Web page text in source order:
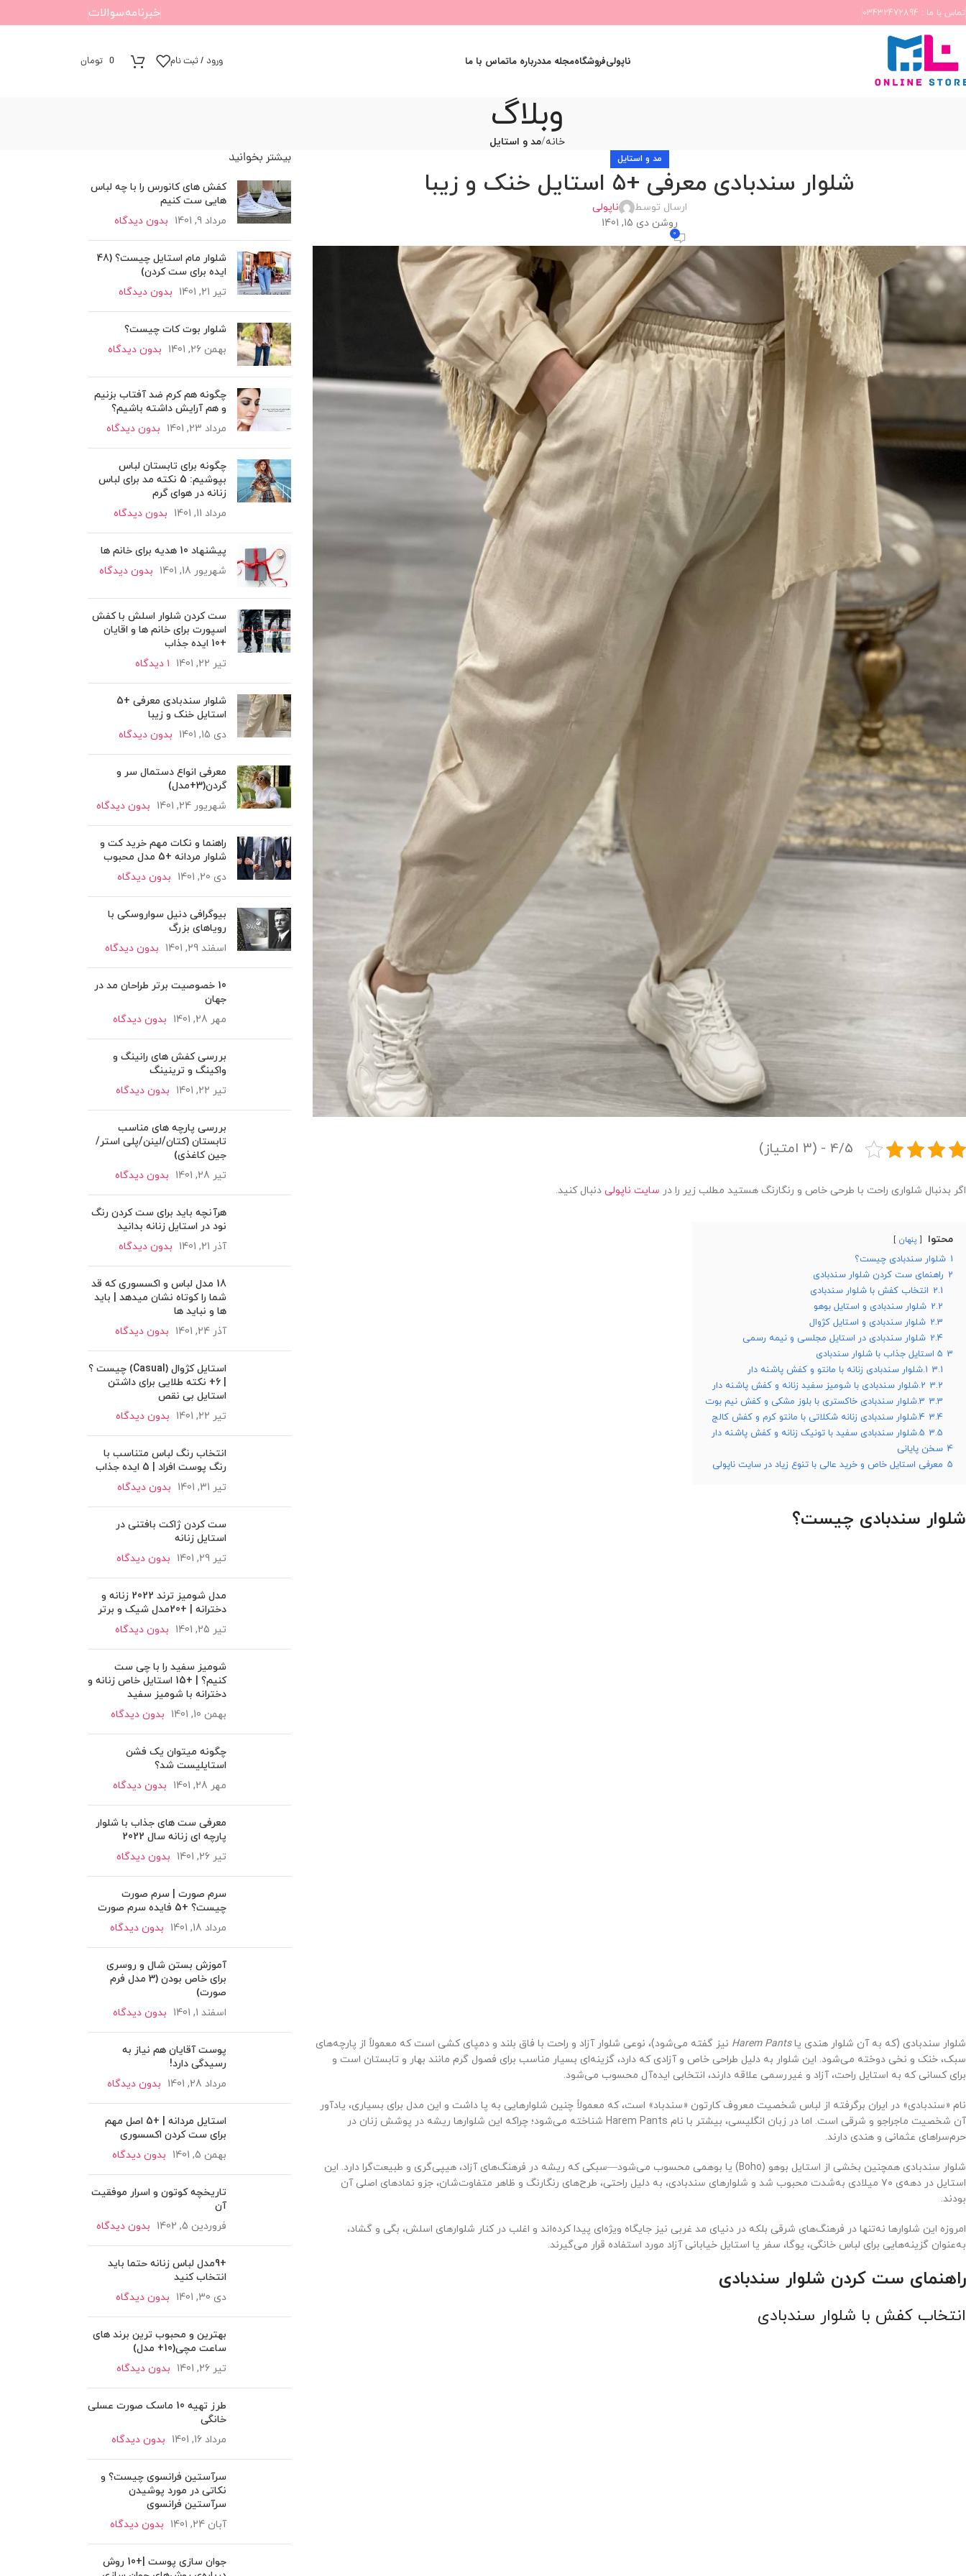
تماس با ما : 03432472894 خبرنامهسوالات
ناپولیفروشگاهمجله مددرباره ماتماس با ما ورود / ثبت نام 0 تومان
وبلاگ
خانه مد و استایل
مد و استایل
شلوار سندبادی معرفی +5 استایل خنک و زیبا
ارسال توسط
ناپولی
روشن دی 15, 1401
0
4/5 - (3 امتیاز)
اگر بدنبال شلواری راحت با طرحی خاص و رنگارنگ هستید مطلب زیر را در سایت ناپولی دنبال کنید.
محتوا پنهان
1 شلوار سندبادی چیست؟
2 راهنمای ست کردن شلوار سندبادی
2.1 انتخاب کفش با شلوار سندبادی
2.2 شلوار سندبادی و استایل بوهو
2.3 شلوار سندبادی و استایل کژوال
2.4 شلوار سندبادی در استایل مجلسی و نیمه رسمی
3 5 استایل جذاب با شلوار سندبادی
3.1 1.شلوار سندبادی زنانه با مانتو و کفش پاشنه دار
3.2 2.شلوار سندبادی با شومیز سفید زنانه و کفش پاشنه دار
3.3 3.شلوار سندبادی خاکستری با بلوز مشکی و کفش نیم بوت
3.4 4.شلوار سندبادی زنانه شکلاتی با مانتو کرم و کفش کالج
3.5 5.شلوار سندبادی سفید با تونیک زنانه و کفش پاشنه دار
4 سخن پایانی
5 معرفی استایل خاص و خرید عالی با تنوع زیاد در سایت ناپولی
شلوار سندبادی چیست؟
شلوار سندبادی (که به آن شلوار هندی یاHarem Pants نیز گفته می‌شود)، نوعی شلوار آزاد و راحت با فاق بلند و دمپای کشی است که معمولاً از پارچه‌های
سبک، خنک و نخی دوخته می‌شود. این شلوار به دلیل طراحی خاص و آزادی که دارد، گزینه‌ای بسیار مناسب برای فصول گرم مانند بهار و تابستان است و
برای کسانی که به استایل راحت، آزاد و غیررسمی علاقه دارند، انتخابی ایده‌آل محسوب می‌شود.
نام «سندبادی» در ایران برگرفته از لباس شخصیت معروف کارتون «سندباد» است، که معمولاً چنین شلوارهایی به پا داشت و این مدل برای بسیاری، یادآور
آن شخصیت ماجراجو و شرقی است. اما در زبان انگلیسی، بیشتر با نام Harem Pants شناخته می‌شود؛ چراکه این شلوارها ریشه در پوشش زنان در
حرم‌سراهای عثمانی و هندی دارند.
شلوار سندبادی همچنین بخشی از استایل بوهو (Boho) یا بوهمی محسوب می‌شود—سبکی که ریشه در فرهنگ‌های آزاد، هیپی‌گری و طبیعت‌گرا دارد. این
استایل در دهه‌ی ۷۰ میلادی به‌شدت محبوب شد و شلوارهای سندبادی، به دلیل راحتی، طرح‌های رنگارنگ و ظاهر متفاوت‌شان، جزو نمادهای اصلی آن
بودند.
امروزه این شلوارها نه‌تنها در فرهنگ‌های شرقی بلکه در دنیای مد غربی نیز جایگاه ویژه‌ای پیدا کرده‌اند و اغلب در کنار شلوارهای اسلش، بگی و گشاد،
به‌عنوان گزینه‌هایی برای لباس خانگی، یوگا، سفر یا استایل خیابانی آزاد مورد استفاده قرار می‌گیرند.
راهنمای ست کردن شلوار سندبادی
انتخاب کفش با شلوار سندبادی
بیشتر بخوانید
کفش های کانورس را با چه لباس
هایی ست کنیم
مرداد 9, 1401
بدون دیدگاه
شلوار مام استایل چیست؟ (48
ایده برای ست کردن)
تیر 21, 1401
بدون دیدگاه
شلوار بوت کات چیست؟
بهمن 26, 1401
بدون دیدگاه
چگونه هم کرم ضد آفتاب بزنیم
و هم آرایش داشته باشیم؟
مرداد 23, 1401
بدون دیدگاه
چگونه برای تابستان لباس
بپوشیم: 5 نکته مد برای لباس
زنانه در هوای گرم
مرداد 11, 1401
بدون دیدگاه
پیشنهاد 10 هدیه برای خانم ها
شهریور 18, 1401
بدون دیدگاه
ست کردن شلوار اسلش با کفش
اسپورت برای خانم ها و اقایان
+10 ایده جذاب
تیر 22, 1401
۱ دیدگاه
شلوار سندبادی معرفی +5
استایل خنک و زیبا
دی 15, 1401
بدون دیدگاه
معرفی انواع دستمال سر و
گردن(3+مدل)
شهریور 24, 1401
بدون دیدگاه
راهنما و نکات مهم خرید کت و
شلوار مردانه +5 مدل محبوب
دی 20, 1401
بدون دیدگاه
بیوگرافی دنیل سواروسکی با
رویاهای بزرگ
اسفند 29, 1401
بدون دیدگاه
10 خصوصیت برتر طراحان مد در
جهان
مهر 28, 1401
بدون دیدگاه
بررسی کفش های رانینگ و
واکینگ و ترینینگ
تیر 22, 1401
بدون دیدگاه
بررسی پارچه های مناسب
تابستان (کتان/لینن/پلی استر/
جین کاغذی)
تیر 28, 1401
بدون دیدگاه
هرآنچه باید برای ست کردن رنگ
نود در استایل زنانه بدانید
آذر 21, 1401
بدون دیدگاه
18 مدل لباس و اکسسوری که قد
شما را کوتاه نشان میدهد | باید
ها و نباید ها
آذر 24, 1401
بدون دیدگاه
استایل کژوال (Casual) چیست ؟
| 6+ نکته طلایی برای داشتن
استایل بی نقص
تیر 22, 1401
بدون دیدگاه
انتخاب رنگ لباس متناسب با
رنگ پوست افراد | 5 ایده جذاب
تیر 31, 1401
بدون دیدگاه
ست کردن ژاکت بافتنی در
استایل زنانه
تیر 29, 1401
بدون دیدگاه
مدل شومیز ترند 2022 زنانه و
دخترانه | +20مدل شیک و برتر
تیر 25, 1401
بدون دیدگاه
شومیز سفید را با چی ست
کنیم؟ | +15 استایل خاص زنانه و
دخترانه با شومیز سفید
بهمن 10, 1401
بدون دیدگاه
چگونه میتوان یک فشن
استایلیست شد؟
مهر 28, 1401
بدون دیدگاه
معرفی ست های جذاب با شلوار
پارچه ای زنانه سال 2022
تیر 26, 1401
بدون دیدگاه
سرم صورت | سرم صورت
چیست؟ +5 فایده سرم صورت
مرداد 18, 1401
بدون دیدگاه
آموزش بستن شال و روسری
برای خاص بودن (3 مدل فرم
صورت)
اسفند 1, 1401
بدون دیدگاه
پوست آقایان هم نیاز به
رسیدگی دارد!
مرداد 28, 1401
بدون دیدگاه
استایل مردانه | +5 اصل مهم
برای ست کردن اکسسوری
بهمن 5, 1401
بدون دیدگاه
تاریخچه کوتون و اسرار موفقیت
آن
فروردین 5, 1402
بدون دیدگاه
+9مدل لباس زنانه حتما باید
انتخاب کنید
دی 30, 1401
بدون دیدگاه
بهترین و محبوب ترین برند های
ساعت مچی(10+ مدل)
تیر 26, 1401
بدون دیدگاه
طرز تهیه 10 ماسک صورت عسلی
خانگی
مرداد 16, 1401
بدون دیدگاه
سرآستین فرانسوی چیست؟ و
نکاتی در مورد پوشیدن
سرآستین فرانسوی
آبان 24, 1401
بدون دیدگاه
جوان سازی پوست |+10 روش